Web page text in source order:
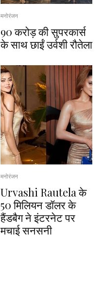
मनोरंजन
₹90 करोड़ की सुपरकार्स
के साथ छाईं उर्वशी रौतेला
मनोरंजन
Urvashi Rautela के
50 मिलियन डॉलर के
हैंडबैग ने इंटरनेट पर
मचाई सनसनी